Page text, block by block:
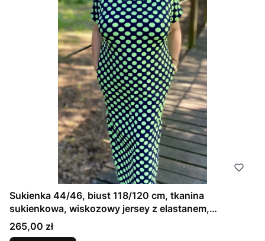
Sukienka 44/46, biust 118/120 cm, tkanina
sukienkowa, wiskozowy jersey z elastanem,
wygodna, na duży biust, GRANATOWA W ZIELONE
GROCHY
Cena
265,00 zł